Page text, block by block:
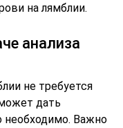
на лямблии.
анализа
не требуется
дать
необходимо. Важно